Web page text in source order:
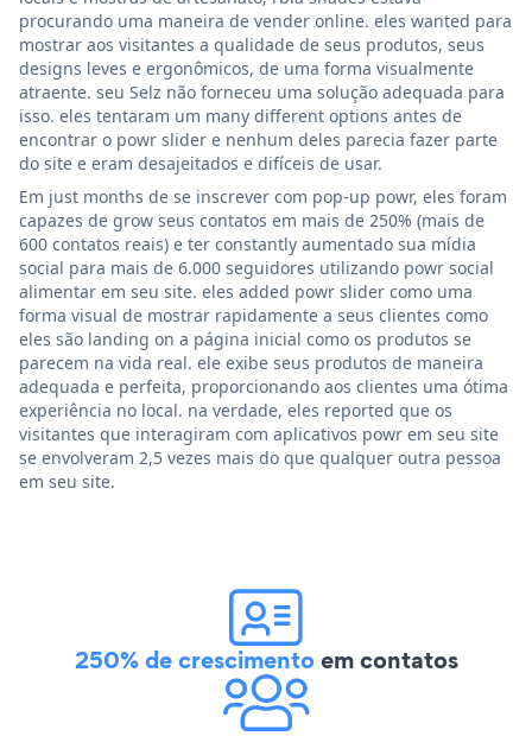
procurando uma maneira de vender online. eles wanted para
mostrar aos visitantes a qualidade de seus produtos, seus
designs leves e ergonômicos, de uma forma visualmente
atraente. seu Selz não forneceu uma solução adequada para
isso. eles tentaram um many different options antes de
encontrar o powr slider e nenhum deles parecia fazer parte
do site e eram desajeitados e difíceis de usar.
Em just months de se inscrever com pop-up powr, eles foram
capazes de grow seus contatos em mais de 250% (mais de
600 contatos reais) e ter constantly aumentado sua mídia
social para mais de 6.000 seguidores utilizando powr social
alimentar em seu site. eles added powr slider como uma
forma visual de mostrar rapidamente a seus clientes como
eles são landing on a página inicial como os produtos se
parecem na vida real. ele exibe seus produtos de maneira
adequada e perfeita, proporcionando aos clientes uma ótima
experiência no local. na verdade, eles reported que os
visitantes que interagiram com aplicativos powr em seu site
se envolveram 2,5 vezes mais do que qualquer outra pessoa
em seu site.
250% de crescimentoem contatos